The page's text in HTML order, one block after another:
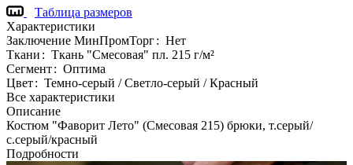
Таблица размеров
Характеристики
Заключение МинПромТорг: Нет
Ткани: Ткань "Смесовая" пл. 215 г/м²
Сегмент: Оптима
Цвет: Темно-серый / Светло-серый / Красный
Все характеристики
Описание
Костюм "Фаворит Лето" (Смесовая 215) брюки, т.серый/
с.серый/красный
Подробности